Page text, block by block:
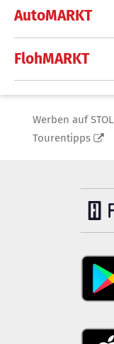
AutoMARKT
FlohMARKT
Werben auf STOL
Tourentipps